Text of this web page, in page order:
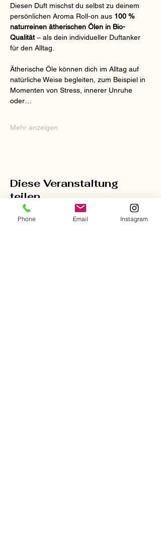
Diesen Duft mischst du selbst zu deinem
persönlichen Aroma Roll-on aus 100 %
naturreinen ätherischen Ölen in Bio-
Qualität – als dein individueller Duftanker
für den Alltag.
Ätherische Öle können dich im Alltag auf
natürliche Weise begleiten, zum Beispiel in
Momenten von Stress, innerer Unruhe
oder…
Mehr anzeigen
Diese Veranstaltung
teilen
Phone Email Instagram